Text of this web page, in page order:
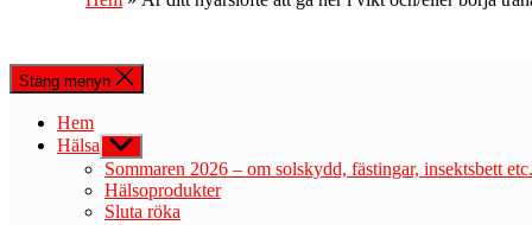
Stäng menyn
Hem
Hälsa Visa
undermeny
Sommaren 2026 – om solskydd, fästingar, insektsbett etc.
Hälsoprodukter
Sluta röka